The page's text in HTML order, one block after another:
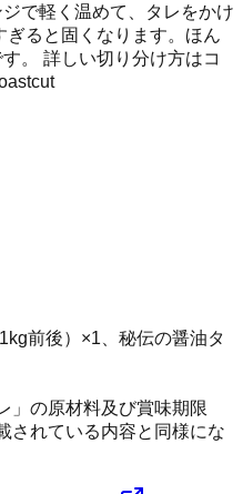
で軽く温めて、タレをかけ
ると固くなります。ほん
。 詳しい切り分け方はコ
前後）×1、秘伝の醤油タ
」の原材料及び賞味期限
されている内容と同様にな